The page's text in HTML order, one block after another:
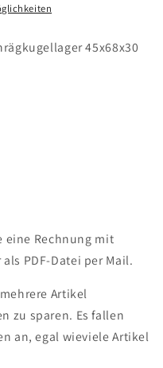
45x68x30
eine Rechnung mit
PDF-Datei per Mail.
Artikel
zu sparen. Es fallen
an, egal wieviele Artikel